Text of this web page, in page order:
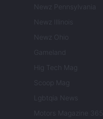
Newz Pennsylvania
Newz Illinois
Newz Ohio
Gameland
Hig Tech Mag
Scoop Mag
Lgbtqia News
Motors Magazine 365